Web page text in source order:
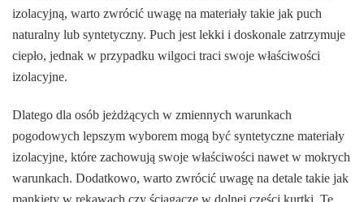
izolacyjną, warto zwrócić uwagę na materiały takie jak puch
naturalny lub syntetyczny. Puch jest lekki i doskonale zatrzymuje
ciepło, jednak w przypadku wilgoci traci swoje właściwości
izolacyjne.
Dlatego dla osób jeżdżących w zmiennych warunkach
pogodowych lepszym wyborem mogą być syntetyczne materiały
izolacyjne, które zachowują swoje właściwości nawet w mokrych
warunkach. Dodatkowo, warto zwrócić uwagę na detale takie jak
mankiety w rękawach czy ściągacze w dolnej części kurtki. Te